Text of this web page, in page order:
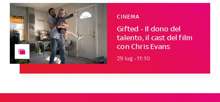
Gifted - Il dono del
talento, il cast del film
con Chris Evans
CINEMA
29 lug - 11:10